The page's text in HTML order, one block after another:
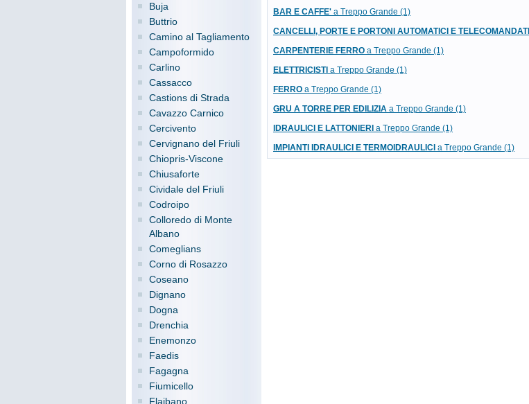
Buja
Buttrio
Camino al Tagliamento
Campoformido
Carlino
Cassacco
Castions di Strada
Cavazzo Carnico
Cercivento
Cervignano del Friuli
Chiopris-Viscone
Chiusaforte
Cividale del Friuli
Codroipo
Colloredo di Monte
Albano
Comeglians
Corno di Rosazzo
Coseano
Dignano
Dogna
Drenchia
Enemonzo
Faedis
Fagagna
Fiumicello
Flaibano
BAR E CAFFE' a Treppo Grande (1)
CANCELLI, PORTE E PORTONI AUTOMATICI E TELECOMANDATI
CARPENTERIE FERRO a Treppo Grande (1)
ELETTRICISTI a Treppo Grande (1)
FERRO a Treppo Grande (1)
GRU A TORRE PER EDILIZIA a Treppo Grande (1)
IDRAULICI E LATTONIERI a Treppo Grande (1)
IMPIANTI IDRAULICI E TERMOIDRAULICI a Treppo Grande (1)